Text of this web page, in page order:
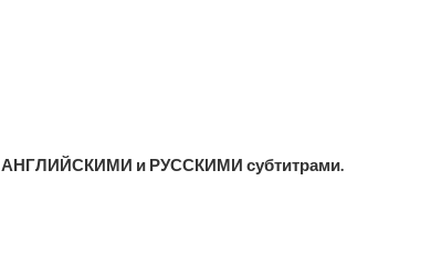
АНГЛИЙСКИМИ и РУССКИМИ субтитрами.